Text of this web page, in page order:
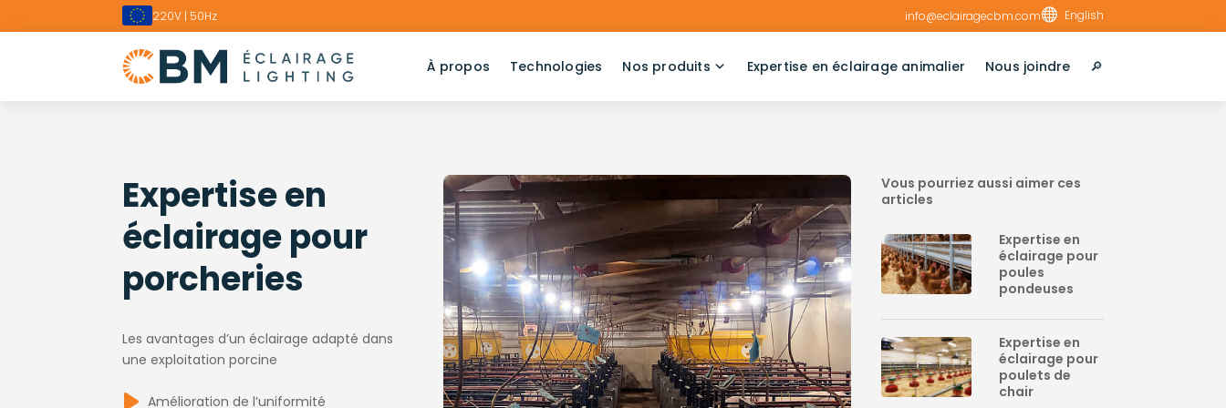
220V | 50Hz info@eclairagecbm.com English
À propos Technologies Nos produits Expertise en éclairage animalier Nous joindre 🔎︎
Expertise en
éclairage pour
porcheries
Les avantages d’un éclairage adapté dans
une exploitation porcine
Amélioration de l’uniformité
Vous pourriez aussi aimer ces
articles
Expertise en
éclairage pour
poules
pondeuses
Expertise en
éclairage pour
poulets de
chair